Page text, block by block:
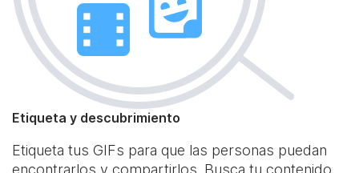
Etiqueta y descubrimiento
Etiqueta tus GIFs para que las personas puedan
encontrarlos y compartirlos. Busca tu contenido